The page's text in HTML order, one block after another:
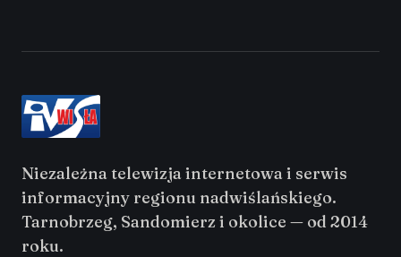
Niezależna telewizja internetowa i serwis
informacyjny regionu nadwiślańskiego.
Tarnobrzeg, Sandomierz i okolice — od 2014
roku.